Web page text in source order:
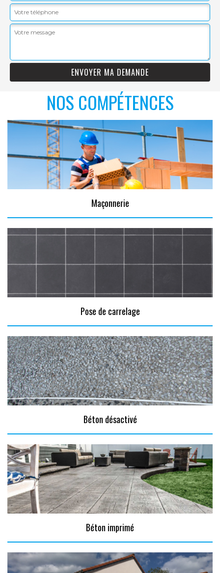
NOS COMPÉTENCES
Maçonnerie
Pose de carrelage
Béton désactivé
Béton imprimé